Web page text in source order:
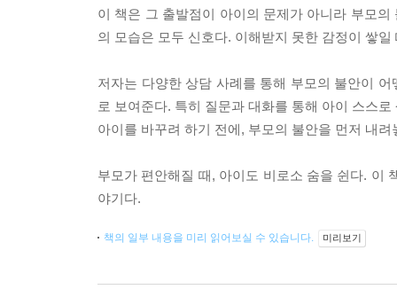
이 책은 그 출발점이 아이의 문제가 아니라 부모
의 모습은 모두 신호다. 이해받지 못한 감정이 쌓
저자는 다양한 상담 사례를 통해 부모의 불안이
로 보여준다. 특히 질문과 대화를 통해 아이 스스
아이를 바꾸려 하기 전에, 부모의 불안을 먼저 내려
부모가 편안해질 때, 아이도 비로소 숨을 쉰다. 이
야기다.
책의 일부 내용을 미리 읽어보실 수 있습니다. 미리보기